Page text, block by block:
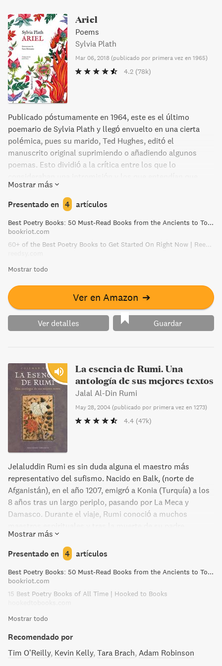
Ariel
Poems
Sylvia Plath
Mar 06, 2018 (publicado por primera vez en 1965)
4.2 (78k)
Publicado póstumamente en 1964, este es el último
poemario de Sylvia Plath y llegó envuelto en una cierta
polémica, pues su marido, Ted Hughes, editó el
manuscrito original suprimiendo o añadiendo algunos
poemas. Esto dividió a la crítica entre los que lo
Hughes y Plath solían colaborar. Finalmente, en 2004,
salió a la luz la edición íntegra de Ariel que ahora
presentamos, con la selección y organización original de
los poemas, en edición ilustrada. Esta obra es una
brillante muestra del estilo poético de la gran escritora
estadounidense, de versos alternativamente brutales y
Mostrar más
Presentado en 4 artículos
Best Poetry Books: 50 Must-Read Books from the Ancients to Today
bookriot.com
60+ of the Best Poetry Books to Get Started On Right Now | Reedsy Discovery
Mostrar todo
Ver en Amazon ➔
Ver detalles Guardar
La esencia de Rumi. Una
antología de sus mejores textos
Jalal Al-Din Rumi
May 28, 2004 (publicado por primera vez en 1273)
4.4 (47k)
Jelaluddin Rumi es sin duda alguna el maestro más
representativo del sufismo. Nacido en Balk, (norte de
Afganistán), en el año 1207, emigró a Konia (Turquía) a los
8 años tras un largo periplo, pasando por La Meca y
Damasco. Durante el viaje, Rumi conoció a muchos
Bahauddin Walad, un eminente teólogo del Corán
conocido en los círculos religiosos del Jorasán como “el
Sultán de los Sabios”, se convirtió en su sucesor. Pero no
fue hasta su encuentro con su maestro, un desconocido
llamado Shams de Tabriz, cuando alcanzó la unión
mística, el fana, el anonadamiento del alma en Dios. Rumi
se hacía uno con las cuerdas de su laúd. Su poesía es un
equilibrio entre la experiencia sensual y la del amor divino:
el fundador de una orden sufí en Konia, la orden de los
Mostrar más
Presentado en 4 artículos
Best Poetry Books: 50 Must-Read Books from the Ancients to Today
bookriot.com
15 Best Poetry Books of All Time | Hooked to Books
Mostrar todo
Recomendado por
Tim O’Reilly Kevin Kelly Tara Brach Adam Robinson